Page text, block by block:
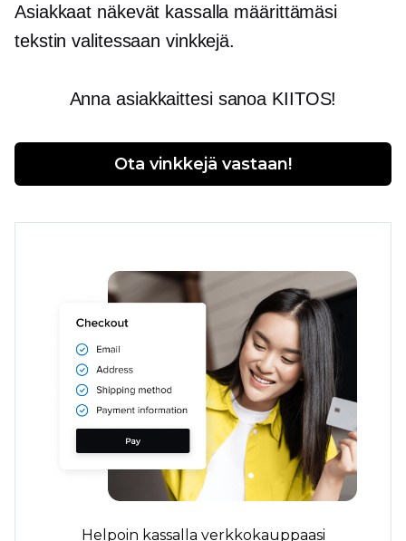
Asiakkaat näkevät kassalla määrittämäsi
tekstin valitessaan vinkkejä.
Anna asiakkaittesi sanoa KIITOS!
Ota vinkkejä vastaan!
Helpoin kassalla verkkokauppaasi